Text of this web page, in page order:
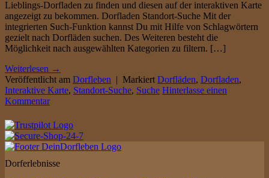
Lieblings-Dorfladen zu finden und diesen auf der interaktiven Karte
angezeigt zu bekommen. Dorfladen Standort-Suche Mit der
integrierten Such-Funktion kannst Du mit Hilfe von Schlagwörtern
gezielt nach Dorfläden suchen. Des Weiteren besteht die
Möglichkeit nach ausgewählten Kategorien zu filtern. […]
Weiterlesen →
Veröffentlicht am Dorfleben | Markiert Dorfläden, Dorfladen,
Interaktive Karte, Standort-Suche, Suche Hinterlasse einen
Kommentar
Dorferlebnisse